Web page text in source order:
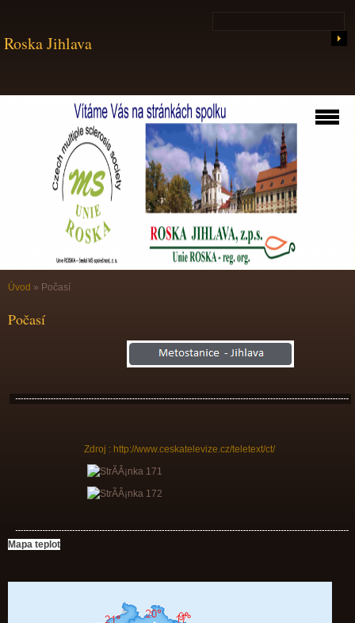
Roska Jihlava
Úvod » Počasí
Počasí
Zdroj : http://www.ceskatelevize.cz/teletext/ct/
Mapa teplot